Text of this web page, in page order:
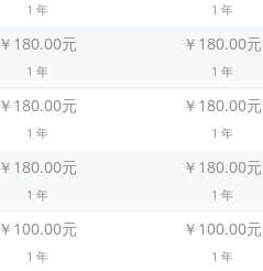
1 年 1 年
￥180.00元
1 年
￥180.00元
1 年
￥180.00元
1 年
￥180.00元
1 年
￥180.00元
1 年
￥180.00元
1 年
￥100.00元
1 年
￥100.00元
1 年